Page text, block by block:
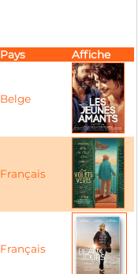
Pays Affiche
Belge
Français
Français